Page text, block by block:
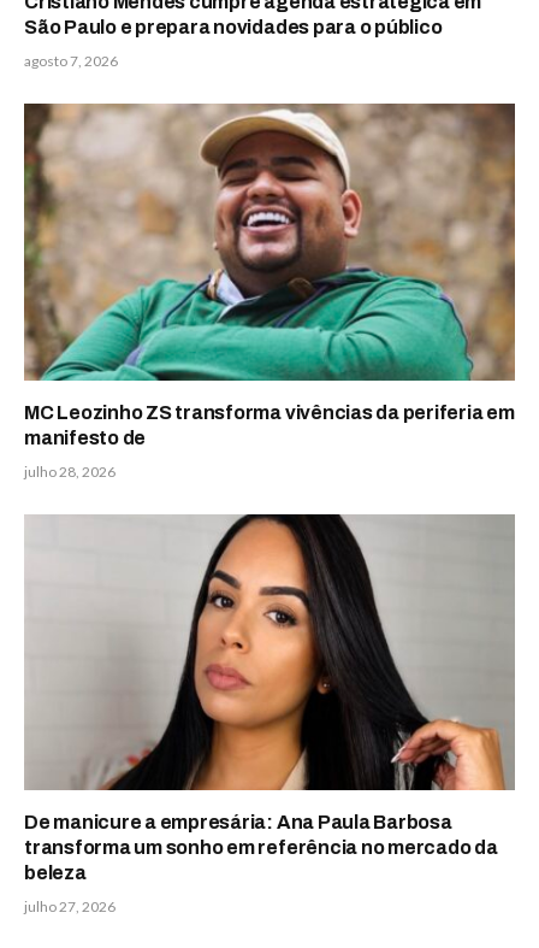
São Paulo e prepara novidades para o público
agosto 7, 2026
MC Leozinho ZS transforma vivências da periferia em
manifesto de
julho 28, 2026
De manicure a empresária: Ana Paula Barbosa
transforma um sonho em referência no mercado da
beleza
julho 27, 2026